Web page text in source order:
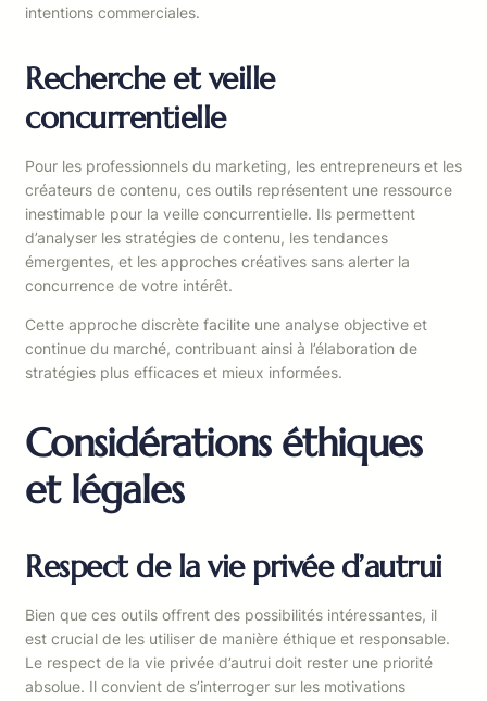
intentions commerciales.
Recherche et veille
concurrentielle
Pour les professionnels du marketing, les entrepreneurs et les
créateurs de contenu, ces outils représentent une ressource
inestimable pour la veille concurrentielle. Ils permettent
d’analyser les stratégies de contenu, les tendances
émergentes, et les approches créatives sans alerter la
concurrence de votre intérêt.
Cette approche discrète facilite une analyse objective et
continue du marché, contribuant ainsi à l’élaboration de
stratégies plus efficaces et mieux informées.
Considérations éthiques
et légales
Respect de la vie privée d’autrui
Bien que ces outils offrent des possibilités intéressantes, il
est crucial de les utiliser de manière éthique et responsable.
Le respect de la vie privée d’autrui doit rester une priorité
absolue. Il convient de s’interroger sur les motivations